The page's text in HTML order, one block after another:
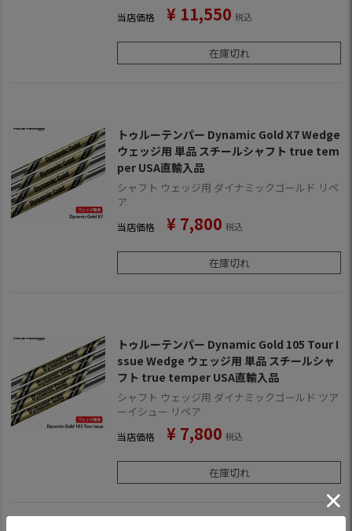
当店価格 ¥ 11,550 税込
在庫切れ
トゥルーテンパー Dynamic Gold X7 Wedge
ウェッジ用 単品 スチールシャフト true tem
per USA直輸入品
シャフト ウェッジ用 ダイナミックゴールド リペ
ア
当店価格 ¥ 7,800 税込
在庫切れ
トゥルーテンパー Dynamic Gold 105 Tour I
ssue Wedge ウェッジ用 単品 スチールシャ
フト true temper USA直輸入品
シャフト ウェッジ用 ダイナミックゴールド ツア
ーイシュー リペア
当店価格 ¥ 7,800 税込
在庫切れ